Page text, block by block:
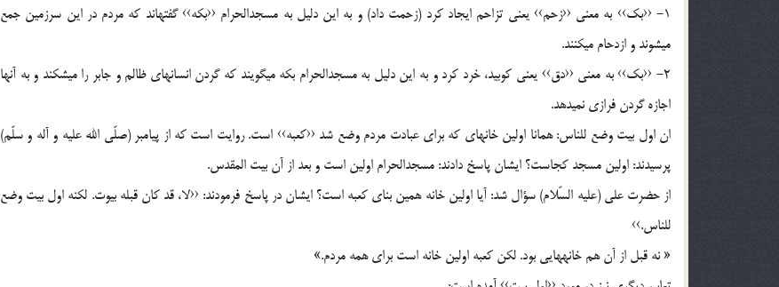
1- ‹‹بك›› به معني ‹‹زحم›› يعني تزاحم ايجاد كرد (زحمت داد) و به اين دليل به مسجدالحرام ‹‹بكه›› گفتهاند كه مردم در اين سرزمين جمع
ميشوند و ازدحام ميكنند.
2- ‹‹بك›› به معني ‹‹دق›› يعني كوبيد، خرد كرد و به اين دليل به مسجدالحرام بكه ميگويند كه گردن انسانهاي ظالم و جابر را ميشكند و به آنها
اجازه گردن فرازي نميدهد.
ان اول بيت وضع للناس: همانا اولين خانهاي كه براي عبادت مردم وضع شد ‹‹كعبه›› است. روايت است كه از پيامبر (صلّی الله علیه و آله و سلّم)
پرسيدند: اولين مسجد كجاست؟ ايشان پاسخ دادند: مسجدالحرام اولين است و بعد از آن بيت المقدس.
از حضرت علي (علیه السّلام) سؤال شد: آيا اولين خانه همين بناي كعبه است؟ ايشان در پاسخ فرمودند: ‹‹لا، قد كان قبله بيوت. لكنه اول بيت وضع
للناس.››
« نه قبل از آن هم خانههايي بود. لكن كعبه اولين خانه است براي همه مردم.»